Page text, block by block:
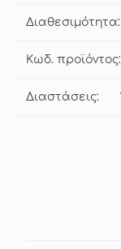
Διαθεσιμότητα:
Κωδ. προϊόντος:
Διαστάσεις: